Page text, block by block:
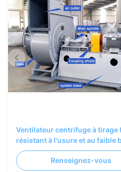
Ventilateur centrifuge à tirage
résistant à l'usure et au faible
acier inoxydable pour
transport de matériaux
Renseignez-vous